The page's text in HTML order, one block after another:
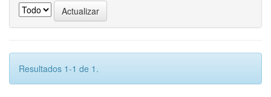
Resultados 1-1 de 1.